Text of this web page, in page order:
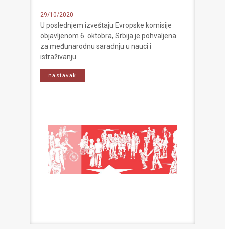
29/10/2020
U poslednjem izveštaju Evropske komisije
objavljenom 6. oktobra, Srbija je pohvaljena
za međunarodnu saradnju u nauci i
istraživanju.
nastavak